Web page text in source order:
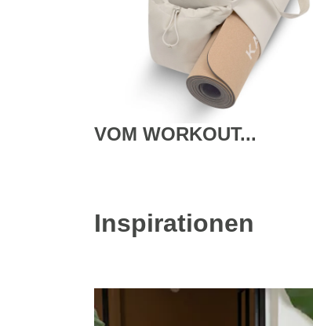
VOM WORKOUT...
Inspirationen